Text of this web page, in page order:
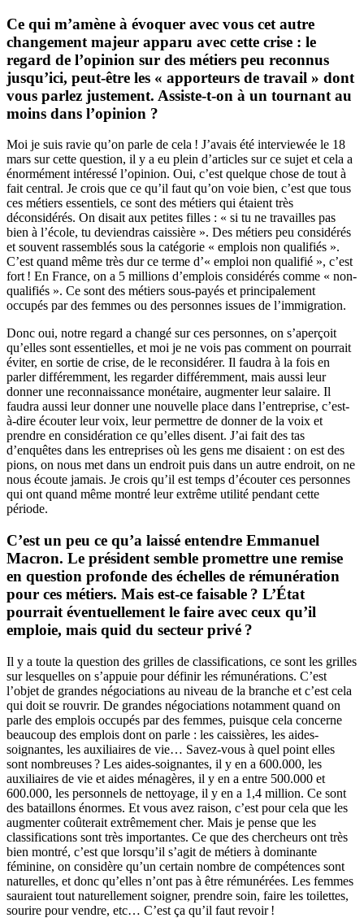
Ce qui m’amène à évoquer avec vous cet autre
changement majeur apparu avec cette crise : le
regard de l’opinion sur des métiers peu reconnus
jusqu’ici, peut-être les « apporteurs de travail » dont
vous parlez justement. Assiste-t-on à un tournant au
moins dans l’opinion ?
Moi je suis ravie qu’on parle de cela ! J’avais été interviewée le 18
mars sur cette question, il y a eu plein d’articles sur ce sujet et cela a
énormément intéressé l’opinion. Oui, c’est quelque chose de tout à
fait central. Je crois que ce qu’il faut qu’on voie bien, c’est que tous
ces métiers essentiels, ce sont des métiers qui étaient très
déconsidérés. On disait aux petites filles : « si tu ne travailles pas
bien à l’école, tu deviendras caissière ». Des métiers peu considérés
et souvent rassemblés sous la catégorie « emplois non qualifiés ».
C’est quand même très dur ce terme d’« emploi non qualifié », c’est
fort ! En France, on a 5 millions d’emplois considérés comme « non-
qualifiés ». Ce sont des métiers sous-payés et principalement
occupés par des femmes ou des personnes issues de l’immigration.
Donc oui, notre regard a changé sur ces personnes, on s’aperçoit
qu’elles sont essentielles, et moi je ne vois pas comment on pourrait
éviter, en sortie de crise, de le reconsidérer. Il faudra à la fois en
parler différemment, les regarder différemment, mais aussi leur
donner une reconnaissance monétaire, augmenter leur salaire. Il
faudra aussi leur donner une nouvelle place dans l’entreprise, c’est-
à-dire écouter leur voix, leur permettre de donner de la voix et
prendre en considération ce qu’elles disent. J’ai fait des tas
d’enquêtes dans les entreprises où les gens me disaient : on est des
pions, on nous met dans un endroit puis dans un autre endroit, on ne
nous écoute jamais. Je crois qu’il est temps d’écouter ces personnes
qui ont quand même montré leur extrême utilité pendant cette
période.
C’est un peu ce qu’a laissé entendre Emmanuel
Macron. Le président semble promettre une remise
en question profonde des échelles de rémunération
pour ces métiers. Mais est-ce faisable ? L’État
pourrait éventuellement le faire avec ceux qu’il
emploie, mais quid du secteur privé ?
Il y a toute la question des grilles de classifications, ce sont les grilles
sur lesquelles on s’appuie pour définir les rémunérations. C’est
l’objet de grandes négociations au niveau de la branche et c’est cela
qui doit se rouvrir. De grandes négociations notamment quand on
parle des emplois occupés par des femmes, puisque cela concerne
beaucoup des emplois dont on parle : les caissières, les aides-
soignantes, les auxiliaires de vie… Savez-vous à quel point elles
sont nombreuses ? Les aides-soignantes, il y en a 600.000, les
auxiliaires de vie et aides ménagères, il y en a entre 500.000 et
600.000, les personnels de nettoyage, il y en a 1,4 million. Ce sont
des bataillons énormes. Et vous avez raison, c’est pour cela que les
augmenter coûterait extrêmement cher. Mais je pense que les
classifications sont très importantes. Ce que des chercheurs ont très
bien montré, c’est que lorsqu’il s’agit de métiers à dominante
féminine, on considère qu’un certain nombre de compétences sont
naturelles, et donc qu’elles n’ont pas à être rémunérées. Les femmes
sauraient tout naturellement soigner, prendre soin, faire les toilettes,
sourire pour vendre, etc… C’est ça qu’il faut revoir !